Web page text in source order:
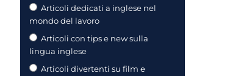
Articoli dedicati a inglese nel
mondo del lavoro
Articoli con tips e new sulla
lingua inglese
Articoli divertenti su film e